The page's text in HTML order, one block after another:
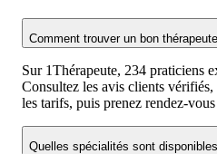
Comment trouver un bon
Sur 1Thérapeute, 234 praticiens
Consultez les avis clients vérifiés,
les tarifs, puis prenez rendez-
Quelles spécialités sont